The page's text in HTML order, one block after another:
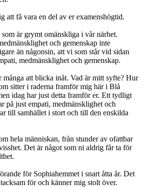
att få vara en del av er examenshögtid.
är grymt omänskliga i vår närhet.
och gemenskap inte
än någonsin, att vi som står vid sidan
medmänsklighet och gemenskap.
många att blicka inåt. Vad är mitt syfte? Hur
sitter i raderna framför mig här i Blå
idag har just detta framför er. Ett tydligt
på just empati, medmänsklighet och
till samhället i stort och till den enskilda
hela människan, från stunder av ofattbar
Det är något som ni aldrig får ta för
för Sophiahemmet i snart åtta år. Det
för och känner mig stolt över.